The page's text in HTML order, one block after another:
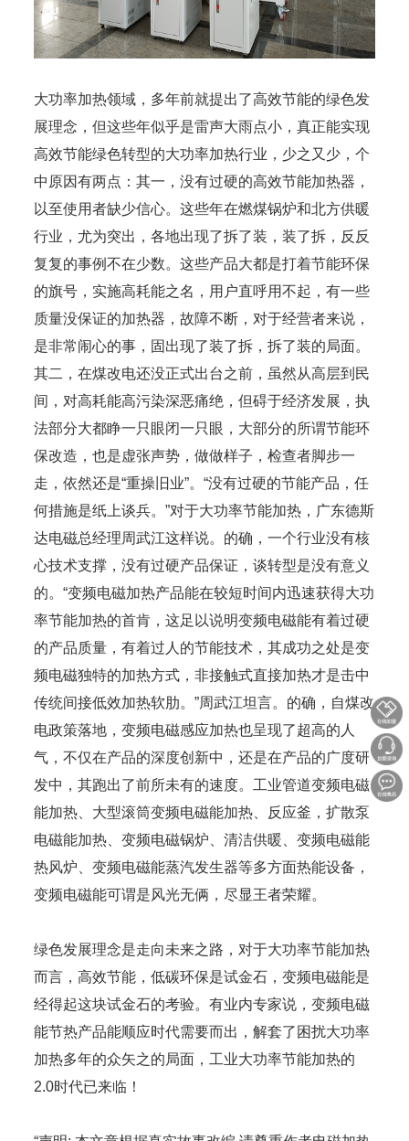
大功率加热领域，多年前就提出了高效节能的绿色发
展理念，但这些年似乎是雷声大雨点小，真正能实现
高效节能绿色转型的大功率加热行业，少之又少，个
中原因有两点：其一，没有过硬的高效节能加热器，
以至使用者缺少信心。这些年在燃煤锅炉和北方供暖
行业，尤为突出，各地出现了拆了装，装了拆，反反
复复的事例不在少数。这些产品大都是打着节能环保
的旗号，实施高耗能之名，用户直呼用不起，有一些
质量没保证的加热器，故障不断，对于经营者来说，
是非常闹心的事，固出现了装了拆，拆了装的局面。
其二，在煤改电还没正式出台之前，虽然从高层到民
间，对高耗能高污染深恶痛绝，但碍于经济发展，执
法部分大都睁一只眼闭一只眼，大部分的所谓节能环
保改造，也是虚张声势，做做样子，检查者脚步一
走，依然还是“重操旧业”。“没有过硬的节能产品，任
何措施是纸上谈兵。”对于大功率节能加热，广东德斯
达电磁总经理周武江这样说。的确，一个行业没有核
心技术支撑，没有过硬产品保证，谈转型是没有意义
的。“变频电磁加热产品能在较短时间内迅速获得大功
率节能加热的首肯，这足以说明变频电磁能有着过硬
的产品质量，有着过人的节能技术，其成功之处是变
频电磁独特的加热方式，非接触式直接加热才是击中
传统间接低效加热软肋。”周武江坦言。的确，自煤改
电政策落地，变频电磁感应加热也呈现了超高的人
气，不仅在产品的深度创新中，还是在产品的广度研
发中，其跑出了前所未有的速度。工业管道变频电磁
能加热、大型滚筒变频电磁能加热、反应釜，扩散泵
电磁能加热、变频电磁锅炉、清洁供暖、变频电磁能
热风炉、变频电磁能蒸汽发生器等多方面热能设备，
变频电磁能可谓是风光无俩，尽显王者荣耀。
绿色发展理念是走向未来之路，对于大功率节能加热
而言，高效节能，低碳环保是试金石，变频电磁能是
经得起这块试金石的考验。有业内专家说，变频电磁
能节热产品能顺应时代需要而出，解套了困扰大功率
加热多年的众矢之的局面，工业大功率节能加热的
2.0时代已来临！